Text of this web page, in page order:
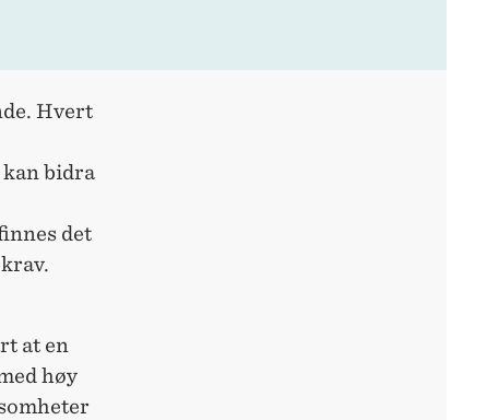
Hvert
bidra
det
at en
høy